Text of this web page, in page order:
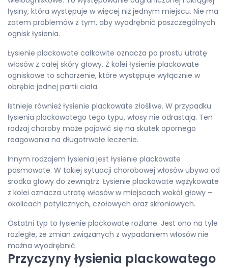
łysiny, która występuje w więcej niż jednym miejscu. Nie ma
zatem problemów z tym, aby wyodrębnić poszczególnych
ognisk łysienia.
Łysienie plackowate całkowite oznacza po prostu utratę
włosów z całej skóry głowy. Z kolei łysienie plackowate
ogniskowe to schorzenie, które występuje wyłącznie w
obrębie jednej partii ciała.
Istnieje również łysienie plackowate złośliwe. W przypadku
łysienia plackowatego tego typu, włosy nie odrastają. Ten
rodzaj choroby może pojawić się na skutek opornego
reagowania na długotrwałe leczenie.
Innym rodzajem łysienia jest łysienie plackowate
pasmowate. W takiej sytuacji chorobowej włosów ubywa od
środka głowy do zewnątrz. Łysienie plackowate wężykowate
z kolei oznacza utratę włosów w miejscach wokół głowy –
okolicach potylicznych, czołowych oraz skroniowych.
Ostatni typ to łysienie plackowate rozlane. Jest ono na tyle
rozległe, że zmian związanych z wypadaniem włosów nie
można wyodrębnić.
Przyczyny łysienia plackowatego